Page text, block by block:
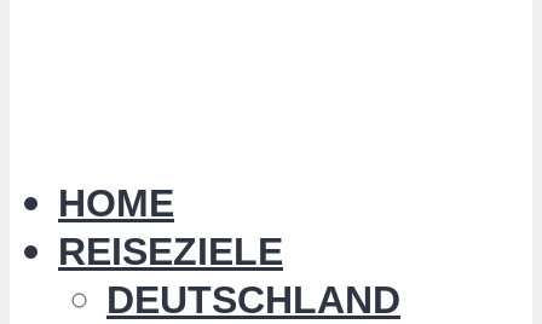
HOME
REISEZIELE
DEUTSCHLAND